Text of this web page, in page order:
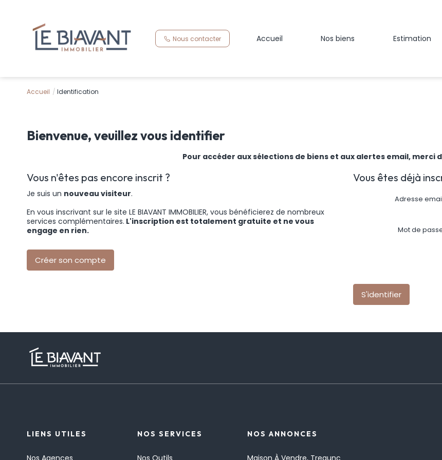
Nous contacter Accueil Nos biens Estimation
Accueil Identification
Bienvenue, veuillez vous identifier
Pour accéder aux sélections de biens et aux alertes email, merci
Vous n'êtes pas encore inscrit ?
Je suis un nouveau visiteur.
En vous inscrivant sur le site LE BIAVANT IMMOBILIER, vous bénéficierez de nombreux
services complémentaires. L'inscription est totalement gratuite et ne vous
engage en rien.
Créer son compte
Vous êtes déjà
Adresse
Mot de
S'identifier
LIENS UTILES
Nos Agences
NOS SERVICES
Nos Outils
NOS ANNONCES
Maison À Vendre, Tregunc